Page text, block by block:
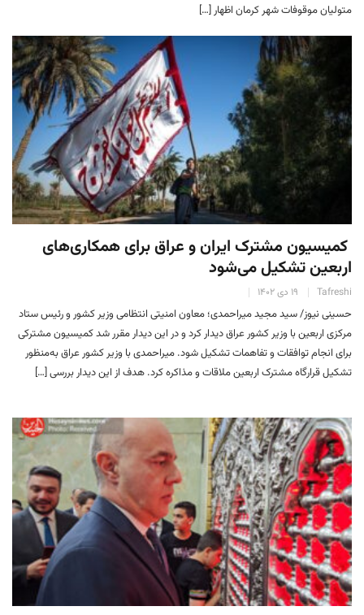
متولیان موقوفات شهر کرمان اظهار […]
کمیسیون مشترک ایران و عراق برای همکاری‌های
اربعین تشکیل می‌شود
Tafreshi ۱۹ دی ۱۴۰۲
حسینی نیوز/ سید مجید میراحمدی؛ معاون امنیتی انتظامی وزیر کشور و رئیس ستاد
مرکزی اربعین با وزیر کشور عراق دیدار کرد و در این دیدار مقرر شد کمیسیون مشترکی
برای انجام توافقات و تفاهمات تشکیل شود. میراحمدی با وزیر کشور عراق به‌منظور
تشکیل قرارگاه مشترک اربعین ملاقات و مذاکره کرد. هدف از این دیدار بررسی […]